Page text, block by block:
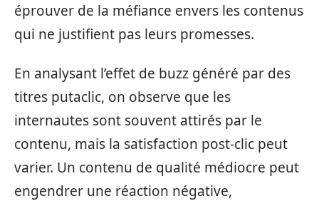
éprouver de la méfiance envers les contenus
qui ne justifient pas leurs promesses.
En analysant l’effet de buzz généré par des
titres putaclic, on observe que les
internautes sont souvent attirés par le
contenu, mais la satisfaction post-clic peut
varier. Un contenu de qualité médiocre peut
engendrer une réaction négative,